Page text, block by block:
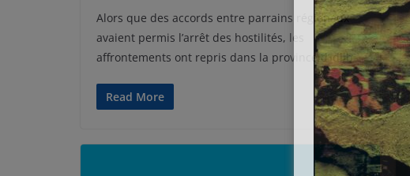
Alors que des accords entre parrains régionaux
avaient permis l’arrêt des hostilités, les
affrontements ont repris dans la province d’Idlib
Read More